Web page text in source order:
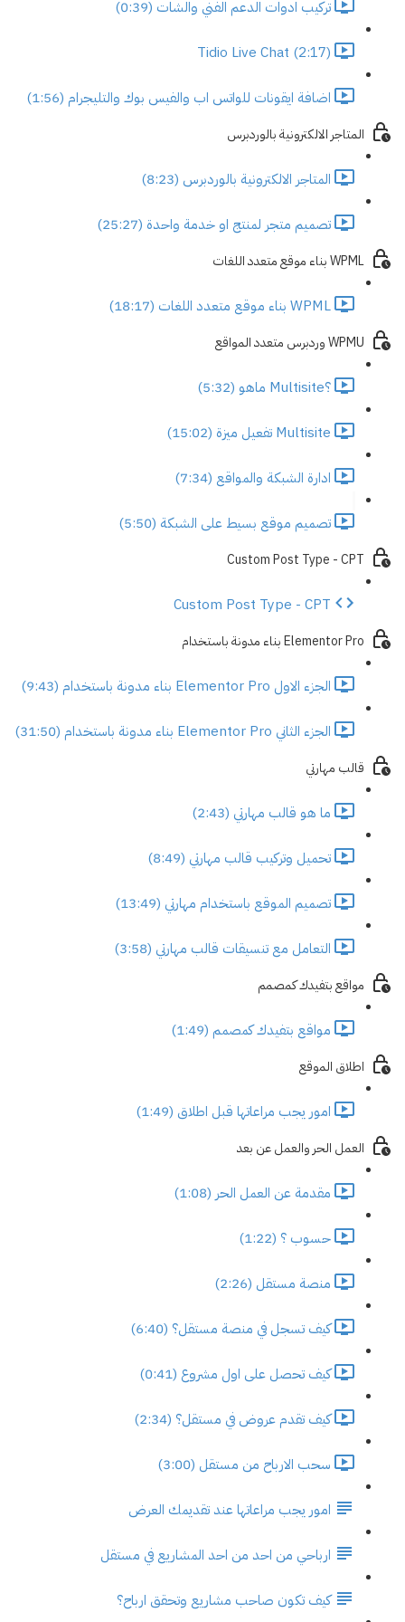
تركيب ادوات الدعم الفني والشات (0:39)
Tidio Live Chat (2:17)
اضافة ايقونات للواتس اب والفيس بوك والتليجرام (1:56)
المتاجر الالكترونية بالوردبرس
المتاجر الالكترونية بالوردبرس (8:23)
تصميم متجر لمنتج او خدمة واحدة (25:27)
WPML بناء موقع متعدد اللغات
WPML بناء موقع متعدد اللغات (18:17)
WPMU وردبرس متعدد المواقع
؟Multisite ماهو (5:32)
Multisite تفعيل ميزة (15:02)
ادارة الشبكة والمواقع (7:34)
تصميم موقع بسيط على الشبكة (5:50)
Custom Post Type - CPT
Custom Post Type - CPT
Elementor Pro بناء مدونة باستخدام
الجزء الاول Elementor Pro بناء مدونة باستخدام (9:43)
الجزء الثاني Elementor Pro بناء مدونة باستخدام (31:50)
قالب مهارتي
ما هو قالب مهارتي (2:43)
تحميل وتركيب قالب مهارتي (8:49)
تصميم الموقع باستخدام مهارتي (13:49)
التعامل مع تنسيقات قالب مهارتي (3:58)
مواقع بتفيدك كمصمم
مواقع بتفيدك كمصمم (1:49)
اطلاق الموقع
امور يجب مراعاتها قبل اطلاق (1:49)
العمل الحر والعمل عن بعد
مقدمة عن العمل الحر (1:08)
حسوب ؟ (1:22)
منصة مستقل (2:26)
كيف تسجل في منصة مستقل؟ (6:40)
كيف تحصل على اول مشروع (0:41)
كيف تقدم عروض في مستقل؟ (2:34)
سحب الارباح من مستقل (3:00)
امور يجب مراعاتها عند تقديمك العرض
ارباحي من احد من احد المشاريع في مستقل
كيف تكون صاحب مشاريع وتحقق ارباح؟